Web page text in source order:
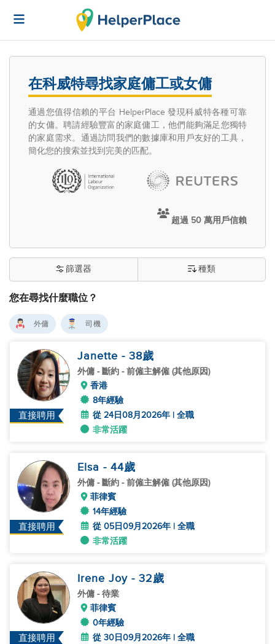
在科威特尋找家庭傭工或女傭
通過您值得信賴的平台 HelperPlace 發現科威特各種可靠
的女傭。聘請經驗豐富的家庭傭工，他們能夠滿足您獨特
的家庭需求。通過訪問我們的數據庫和用戶友好的工具，
簡化您的搜索並找到完美的匹配。
超過 50 萬用戶信賴
您在尋找什麼職位？
篩選器 種類
外傭 司機
直接聘用
Janette - 38歲
外傭 - 斷約 - 前僱主解僱 (其他原因)
香港
8年經驗
從 24日08月2026年 | 全職
非常活躍
直接聘用
Elsa - 44歲
外傭 - 斷約 - 前僱主解僱 (其他原因)
菲律賓
14年經驗
從 05日09月2026年 | 全職
非常活躍
直接聘用
Irene Joy - 32歲
外傭 - 待業
菲律賓
0年經驗
從 30日09月2026年 | 全職